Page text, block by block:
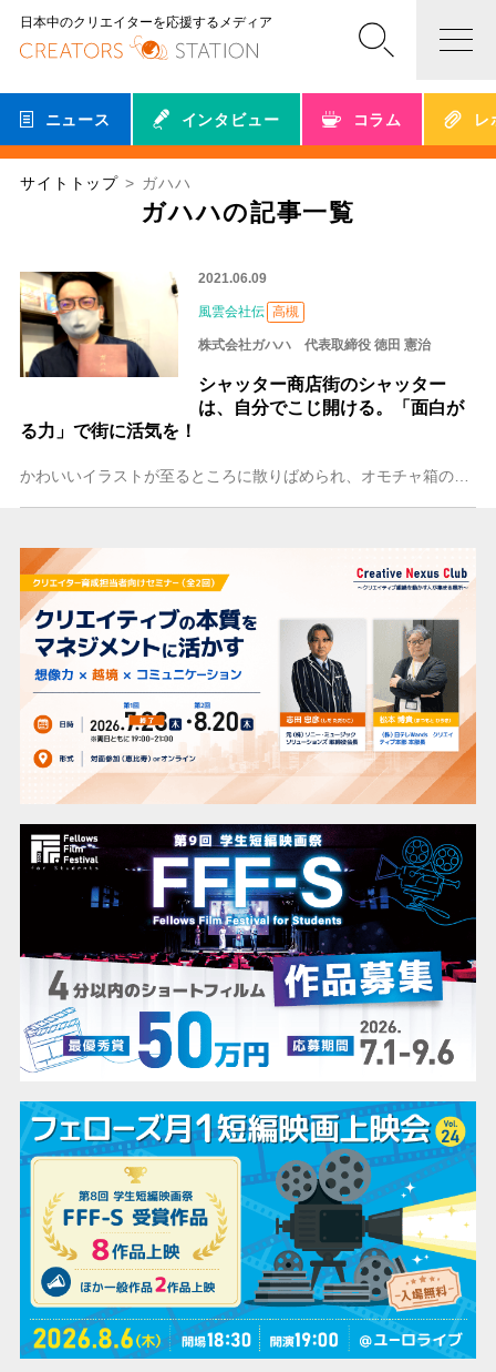
日本中のクリエイターを応援するメディア
ニュース インタビュー コラム レ
サイトトップ ガハハ
ガハハの記事一覧
2021.06.09
風雲会社伝 高槻
株式会社ガハハ 代表取締役 徳田 憲治
シャッター商店街のシャッター
は、自分でこじ開ける。「面白が
る力」で街に活気を！
かわいいイラストが至るところに散りばめられ、オモチャ箱のようなワクワク感がある株式会社ガハハのホームページ。代表取締役の徳田憲治（とくだ けんじ）さんは、長年プ